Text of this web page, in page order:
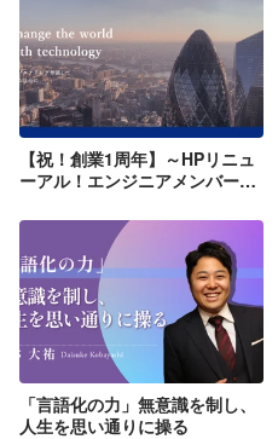
【祝！創業1周年】～HPリニュ
ーアル！エンジニアメンバーに
「言語化の力」無意識を制し、
人生を思い通りに操る